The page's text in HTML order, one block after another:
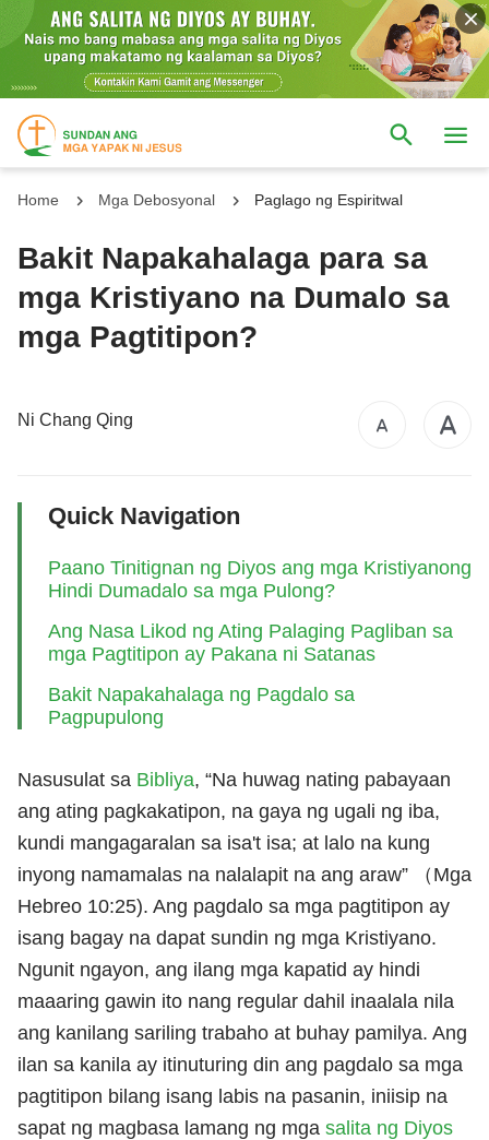
Home Mga Debosyonal Paglago ng Espiritwal
Bakit Napakahalaga para sa
mga Kristiyano na Dumalo sa
mga Pagtitipon?
Ni Chang Qing
Quick Navigation
Paano Tinitignan ng Diyos ang mga Kristiyanong
Hindi Dumadalo sa mga Pulong?
Ang Nasa Likod ng Ating Palaging Pagliban sa
mga Pagtitipon ay Pakana ni Satanas
Bakit Napakahalaga ng Pagdalo sa
Pagpupulong
Nasusulat sa Bibliya, “Na huwag nating pabayaan
ang ating pagkakatipon, na gaya ng ugali ng iba,
kundi mangagaralan sa isa't isa; at lalo na kung
inyong namamalas na nalalapit na ang araw” （Mga
Hebreo 10:25). Ang pagdalo sa mga pagtitipon ay
isang bagay na dapat sundin ng mga Kristiyano.
Ngunit ngayon, ang ilang mga kapatid ay hindi
maaaring gawin ito nang regular dahil inaalala nila
ang kanilang sariling trabaho at buhay pamilya. Ang
ilan sa kanila ay itinuturing din ang pagdalo sa mga
pagtitipon bilang isang labis na pasanin, iniisip na
sapat ng magbasa lamang ng mga salita ng Diyos